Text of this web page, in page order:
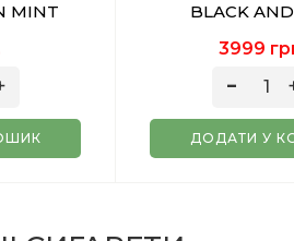
MINT
BLACK
3999
ДОДАТИ У